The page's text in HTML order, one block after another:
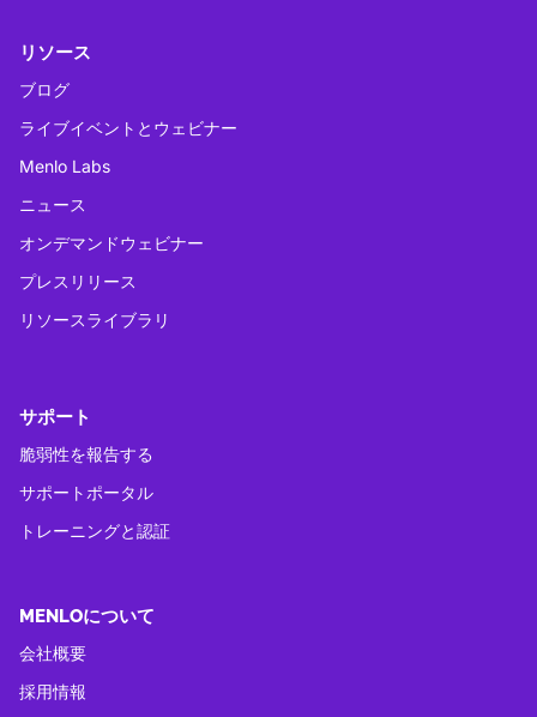
リソース
ブログ
ライブイベントとウェビナー
Menlo Labs
ニュース
オンデマンドウェビナー
プレスリリース
リソースライブラリ
サポート
脆弱性を報告する
サポートポータル
トレーニングと認証
MENLOについて
会社概要
採用情報